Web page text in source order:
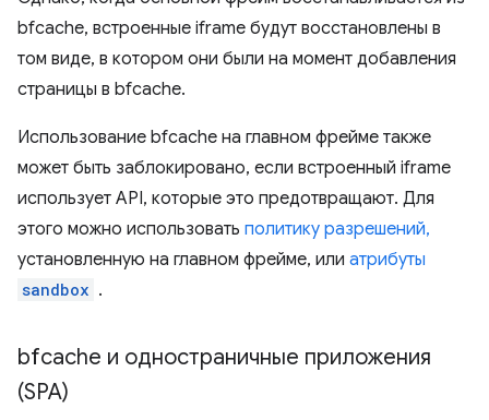
bfcache, встроенные iframe будут восстановлены в
том виде, в котором они были на момент добавления
страницы в bfcache.
Использование bfcache на главном фрейме также
может быть заблокировано, если встроенный iframe
использует API, которые это предотвращают. Для
этого можно использовать политику разрешений,
установленную на главном фрейме, или атрибуты
sandbox .
bfcache и одностраничные приложения
(SPA)